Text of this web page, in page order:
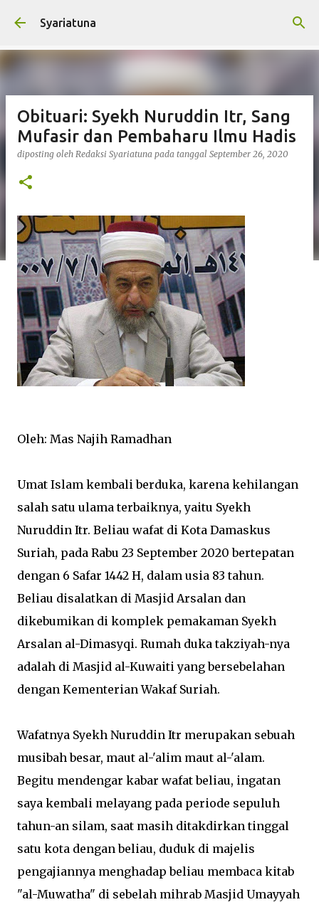
Langsung ke konten utama
Syariatuna
Obituari: Syekh Nuruddin Itr, Sang
Mufasir dan Pembaharu Ilmu Hadis
diposting oleh Redaksi Syariatuna pada tanggal September 26, 2020
Oleh: Mas Najih Ramadhan
Umat Islam kembali berduka, karena kehilangan
salah satu ulama terbaiknya, yaitu Syekh
Nuruddin Itr. Beliau wafat di Kota Damaskus
Suriah, pada Rabu 23 September 2020 bertepatan
dengan 6 Safar 1442 H, dalam usia 83 tahun.
Beliau disalatkan di Masjid Arsalan dan
dikebumikan di komplek pemakaman Syekh
Arsalan al-Dimasyqi. Rumah duka takziyah-nya
adalah di Masjid al-Kuwaiti yang bersebelahan
dengan Kementerian Wakaf Suriah.
Wafatnya Syekh Nuruddin Itr merupakan sebuah
musibah besar, maut al-'alim maut al-'alam.
Begitu mendengar kabar wafat beliau, ingatan
saya kembali melayang pada periode sepuluh
tahun-an silam, saat masih ditakdirkan tinggal
satu kota dengan beliau, duduk di majelis
pengajiannya menghadap beliau membaca kitab
"al-Muwatha" di sebelah mihrab Masjid Umayyah